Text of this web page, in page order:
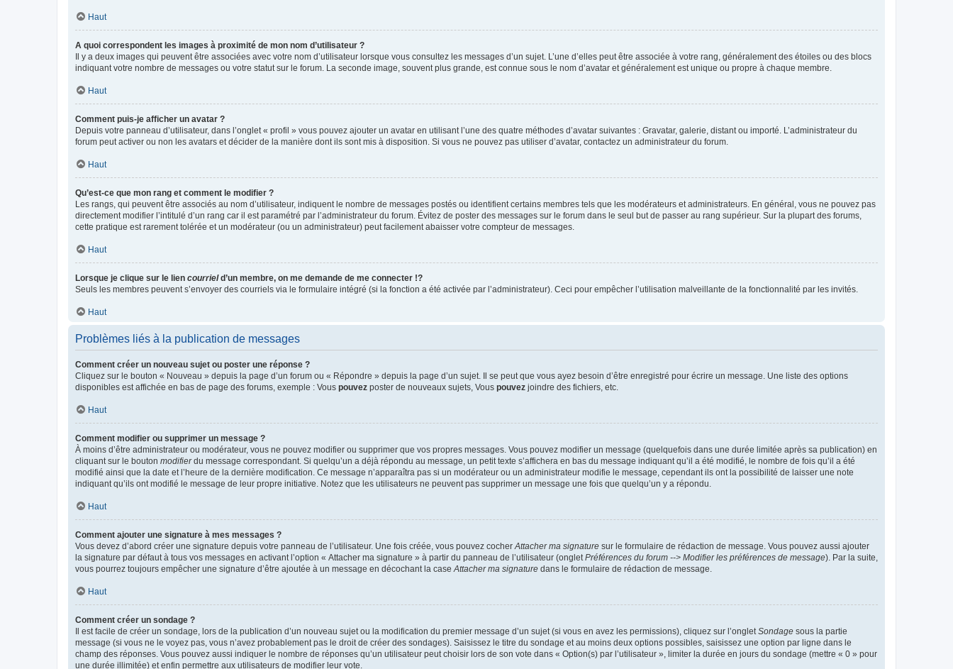
Haut
A quoi correspondent les images à proximité de mon nom d’utilisateur ?
Il y a deux images qui peuvent être associées avec votre nom d’utilisateur lorsque vous consultez les messages d’un sujet. L’une d’elles peut être associée à votre rang, généralement des étoiles ou des blocs
indiquant votre nombre de messages ou votre statut sur le forum. La seconde image, souvent plus grande, est connue sous le nom d’avatar et généralement est unique ou propre à chaque membre.
Haut
Comment puis-je afficher un avatar ?
Depuis votre panneau d’utilisateur, dans l’onglet « profil » vous pouvez ajouter un avatar en utilisant l’une des quatre méthodes d’avatar suivantes : Gravatar, galerie, distant ou importé. L’administrateur du
forum peut activer ou non les avatars et décider de la manière dont ils sont mis à disposition. Si vous ne pouvez pas utiliser d’avatar, contactez un administrateur du forum.
Haut
Qu’est-ce que mon rang et comment le modifier ?
Les rangs, qui peuvent être associés au nom d’utilisateur, indiquent le nombre de messages postés ou identifient certains membres tels que les modérateurs et administrateurs. En général, vous ne pouvez pas
directement modifier l’intitulé d’un rang car il est paramétré par l’administrateur du forum. Évitez de poster des messages sur le forum dans le seul but de passer au rang supérieur. Sur la plupart des forums,
cette pratique est rarement tolérée et un modérateur (ou un administrateur) peut facilement abaisser votre compteur de messages.
Haut
Lorsque je clique sur le lien courrield’un membre, on me demande de me connecter !?
Seuls les membres peuvent s’envoyer des courriels via le formulaire intégré (si la fonction a été activée par l’administrateur). Ceci pour empêcher l’utilisation malveillante de la fonctionnalité par les invités.
Haut
Problèmes liés à la publication de messages
Comment créer un nouveau sujet ou poster une réponse ?
Cliquez sur le bouton « Nouveau » depuis la page d’un forum ou « Répondre » depuis la page d’un sujet. Il se peut que vous ayez besoin d’être enregistré pour écrire un message. Une liste des options
disponibles est affichée en bas de page des forums, exemple : Vous pouvez poster de nouveaux sujets, Vous pouvez joindre des fichiers, etc.
Haut
Comment modifier ou supprimer un message ?
À moins d’être administrateur ou modérateur, vous ne pouvez modifier ou supprimer que vos propres messages. Vous pouvez modifier un message (quelquefois dans une durée limitée après sa publication) en
cliquant sur le bouton modifierdu message correspondant. Si quelqu’un a déjà répondu au message, un petit texte s’affichera en bas du message indiquant qu’il a été modifié, le nombre de fois qu’il a été
modifié ainsi que la date et l’heure de la dernière modification. Ce message n’apparaîtra pas si un modérateur ou un administrateur modifie le message, cependant ils ont la possibilité de laisser une note
indiquant qu’ils ont modifié le message de leur propre initiative. Notez que les utilisateurs ne peuvent pas supprimer un message une fois que quelqu’un y a répondu.
Haut
Comment ajouter une signature à mes messages ?
Vous devez d’abord créer une signature depuis votre panneau de l’utilisateur. Une fois créée, vous pouvez cocherAttacher ma signature sur le formulaire de rédaction de message. Vous pouvez aussi ajouter
la signature par défaut à tous vos messages en activant l’option « Attacher ma signature » à partir du panneau de l’utilisateur (ongletPréférences du forum --> Modifier les préférences de message). Par la suite,
vous pourrez toujours empêcher une signature d’être ajoutée à un message en décochant la caseAttacher ma signature dans le formulaire de rédaction de message.
Haut
Comment créer un sondage ?
Il est facile de créer un sondage, lors de la publication d’un nouveau sujet ou la modification du premier message d’un sujet (si vous en avez les permissions), cliquez sur l’ongletSondage sous la partie
message (si vous ne le voyez pas, vous n’avez probablement pas le droit de créer des sondages). Saisissez le titre du sondage et au moins deux options possibles, saisissez une option par ligne dans le
champ des réponses. Vous pouvez aussi indiquer le nombre de réponses qu’un utilisateur peut choisir lors de son vote dans « Option(s) par l’utilisateur », limiter la durée en jours du sondage (mettre « 0 » pour
une durée illimitée) et enfin permettre aux utilisateurs de modifier leur vote.